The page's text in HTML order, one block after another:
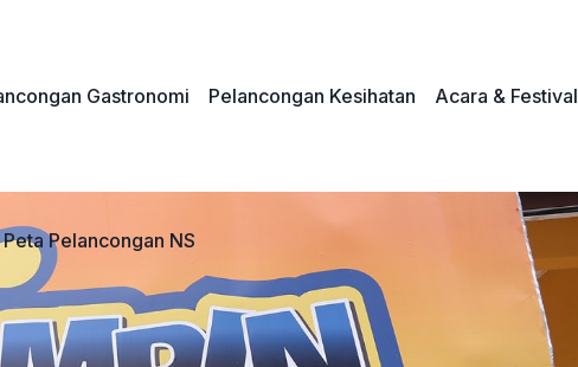
Gastronomi Pelancongan Kesihatan Acara & Festival
Peta Pelancongan NS